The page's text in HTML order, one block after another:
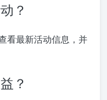
？
看最新活动信息，并
？